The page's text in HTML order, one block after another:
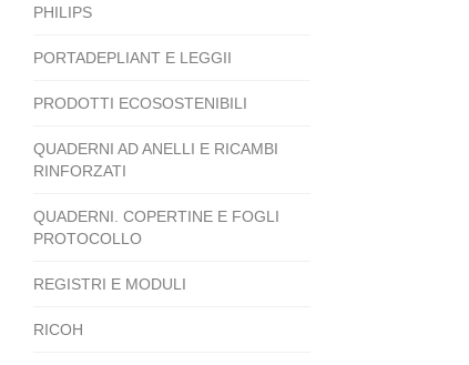
PHILIPS
PORTADEPLIANT E LEGGII
PRODOTTI ECOSOSTENIBILI
QUADERNI AD ANELLI E RICAMBI
RINFORZATI
QUADERNI. COPERTINE E FOGLI
PROTOCOLLO
REGISTRI E MODULI
RICOH